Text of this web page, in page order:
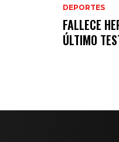
DEPORTES
FALLECE
ÚLTIMO